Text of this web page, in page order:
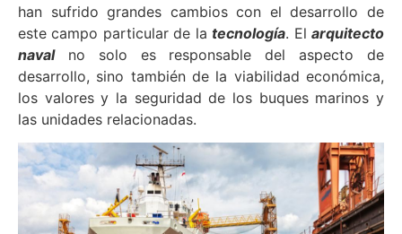
han sufrido grandes cambios con el desarrollo de
este campo particular de latecnología. Elarquitecto
navalno solo es responsable del aspecto de
desarrollo, sino también de la viabilidad económica,
los valores y la seguridad de los buques marinos y
las unidades relacionadas.